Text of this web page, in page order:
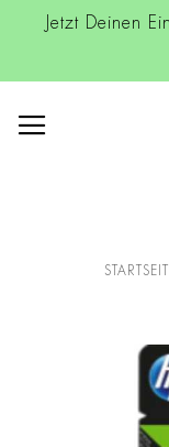
Jetzt Deinen